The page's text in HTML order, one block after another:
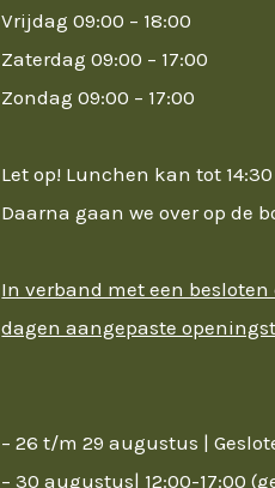
Vrijdag 09:00 – 18:00
Zaterdag 09:00 – 17:00
Zondag 09:00 – 17:00
Let op! Lunchen kan tot
Daarna gaan we over op de
In verband met een
dagen aangepaste
– 26 t/m 29 augustus |
– 30 augustus| 12:00-17:00